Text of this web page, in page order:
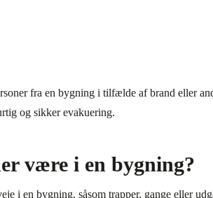
fra en bygning i tilfælde af brand eller
og sikker evakuering.
være i en bygning?
i en bygning, såsom trapper, gange eller